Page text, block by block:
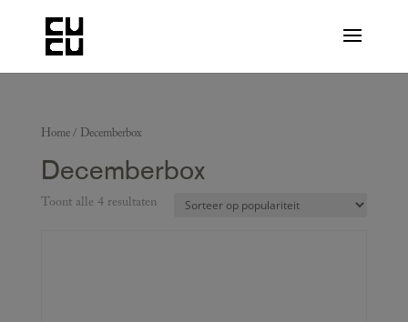
Home/ Decemberbox
Decemberbox
Toont alle 4 resultaten